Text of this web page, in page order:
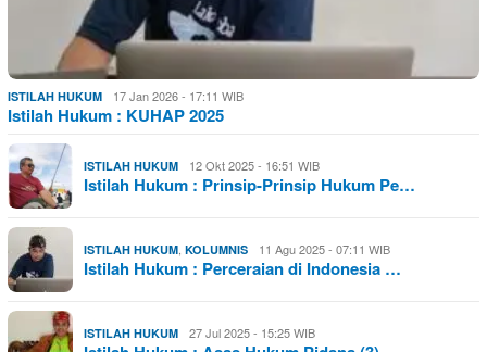
ISTILAH HUKUM 17 Jan 2026 - 17:11 WIB
Istilah Hukum : KUHAP 2025
ISTILAH HUKUM 12 Okt 2025 - 16:51 WIB
Istilah Hukum : Prinsip-Prinsip Hukum Pe…
ISTILAH HUKUM, KOLUMNIS 11 Agu 2025 - 07:11 WIB
Istilah Hukum : Perceraian di Indonesia …
ISTILAH HUKUM 27 Jul 2025 - 15:25 WIB